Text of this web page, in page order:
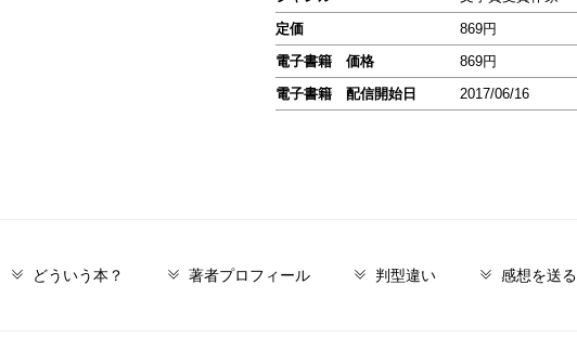
定価
869円
電子書籍 価格
869円
電子書籍 配信開始日
2017/06/16
どういう本？ 著者プロフィール 判型違い 感想を送る